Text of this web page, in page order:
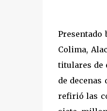
Colima,
titulares de
de
refirió las